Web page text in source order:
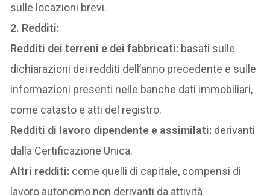
sulle locazioni brevi.
2. Redditi:
Redditi dei terreni e dei fabbricati: basati sulle
dichiarazioni dei redditi dell’anno precedente e sulle
informazioni presenti nelle banche dati immobiliari,
come catasto e atti del registro.
Redditi di lavoro dipendente e assimilati: derivanti
dalla Certificazione Unica.
Altri redditi: come quelli di capitale, compensi di
lavoro autonomo non derivanti da attività